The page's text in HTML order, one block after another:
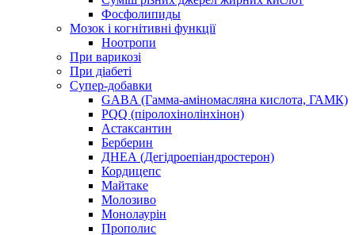
Фосфолипиды
Мозок і когнітивні функції
Ноотропи
При варикозі
При діабеті
Супер-добавки
GABA (Гамма-аміномасляна кислота, ГАМК)
PQQ (піролохінолінхінон)
Астаксантин
Берберин
ДНЕА (Дегідроепіандростерон)
Кордицепс
Майтаке
Молозиво
Монолаурін
Прополис